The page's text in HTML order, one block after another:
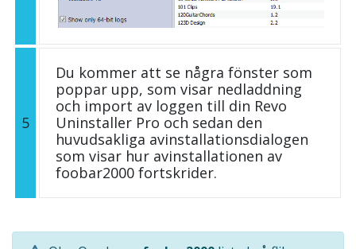
5
Du kommer att se några fönster som
poppar upp, som visar nedladdning
och import av loggen till din Revo
Uninstaller Pro och sedan den
huvudsakliga avinstallationsdialogen
som visar hur avinstallationen av
foobar2000 fortskrider.